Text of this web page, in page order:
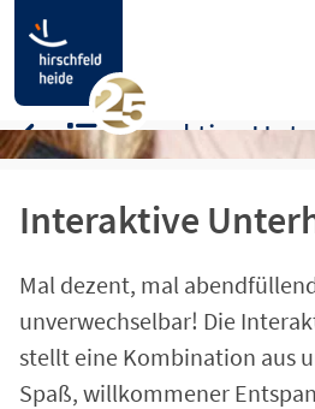
Interaktive
Mal dezent, mal
unverwechselbar! Die
stellt eine Kombination aus
Spaß, willkommener
Interaktive